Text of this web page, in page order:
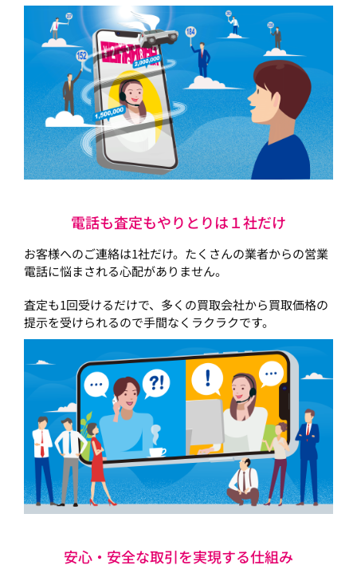
電話も査定もやりとりは１社だけ
お客様へのご連絡は1社だけ。たくさんの業者からの営業
電話に悩まされる心配がありません。
査定も1回受けるだけで、多くの買取会社から買取価格の
提示を受けられるので手間なくラクラクです。
安心・安全な取引を実現する仕組み